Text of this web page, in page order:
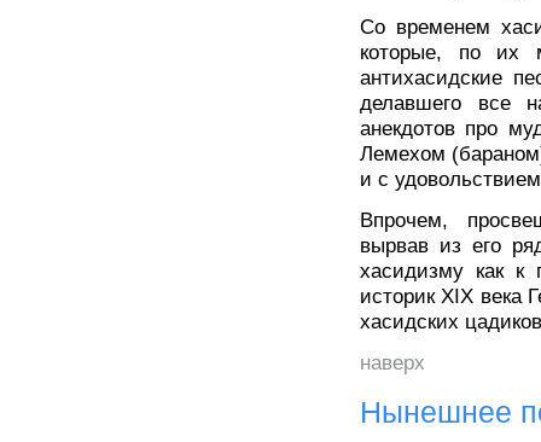
Со временем
которые, по их
антихасидские
делавшего все
анекдотов про
Лемехом
и с
Впрочем,
вырвав из его
хасидизму как к
историк XIX века
хасидских
наверх
Нынешнее